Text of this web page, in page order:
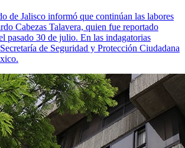
de Jalisco informó que continúan las labores
Cabezas Talavera, quien fue reportado
pasado 30 de julio. En las indagatorias
de Seguridad y Protección Ciudadana